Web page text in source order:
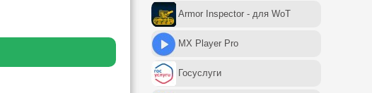
Armor Inspector - для WoT
MX Player Pro
Госуслуги